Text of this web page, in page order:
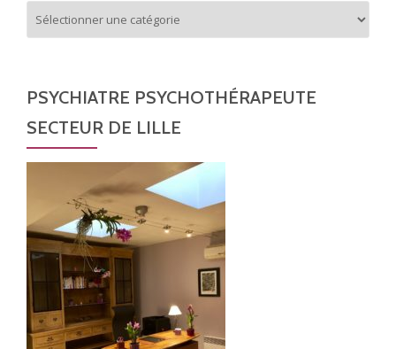
PSYCHIATRE PSYCHOTHÉRAPEUTE
SECTEUR DE LILLE